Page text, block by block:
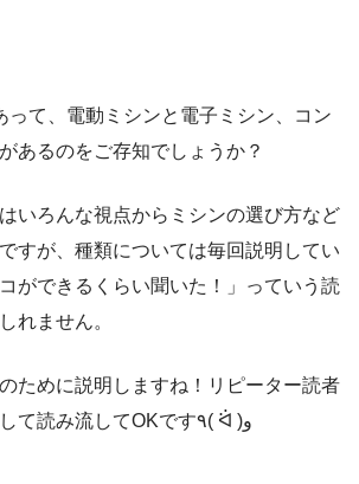
って、電動ミシンと電子ミシン、コン
あるのをご存知でしょうか？
いろんな視点からミシンの選び方など
すが、種類については毎回説明してい
ができるくらい聞いた！」っていう読
れません。
ために説明しますね！リピーター読者
さんはスクロールして読み流してOKです٩( ᐛ )و